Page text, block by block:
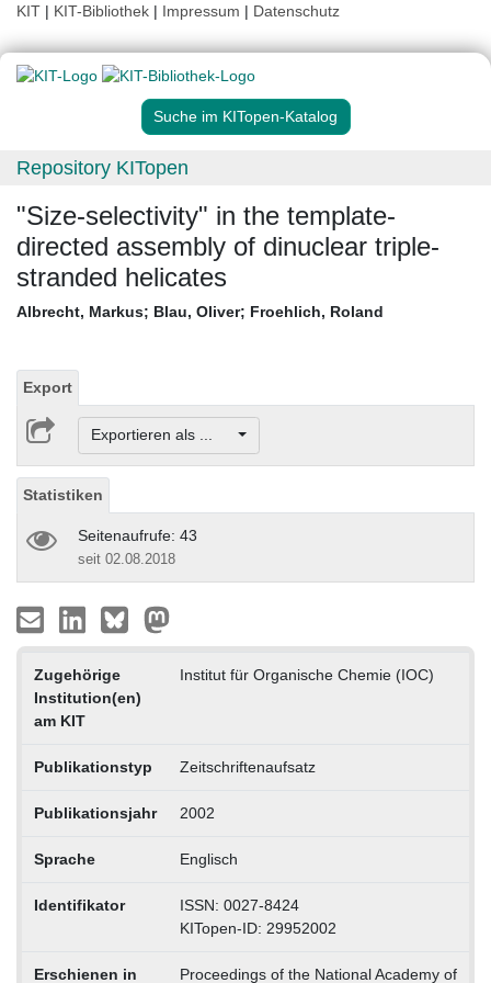
KIT | KIT-Bibliothek | Impressum | Datenschutz
Suche im KITopen-Katalog
Repository KITopen
"Size-selectivity" in the template-
directed assembly of dinuclear triple-
stranded helicates
Albrecht, Markus; Blau, Oliver; Froehlich, Roland
Export
Exportieren als ...
Statistiken
Seitenaufrufe: 43
seit 02.08.2018
Zugehörige
Institution(en)
am KIT
Institut für Organische Chemie (IOC)
Publikationstyp Zeitschriftenaufsatz
Publikationsjahr 2002
Sprache Englisch
Identifikator
ISSN: 0027-8424
KITopen-ID: 29952002
Erschienen in Proceedings of the National Academy of